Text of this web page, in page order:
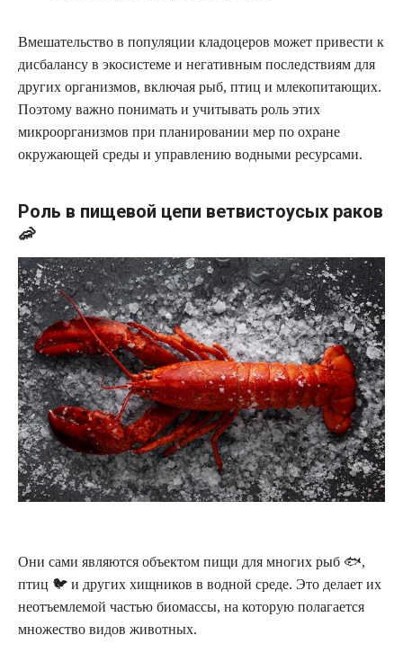
Вмешательство в популяции кладоцеров может привести к
дисбалансу в экосистеме и негативным последствиям для
других организмов, включая рыб, птиц и млекопитающих.
Поэтому важно понимать и учитывать роль этих
микроорганизмов при планировании мер по охране
окружающей среды и управлению водными ресурсами.
Роль в пищевой цепи ветвистоусых раков
🦐
Они сами являются объектом пищи для многих рыб 🐟,
птиц 🐦 и других хищников в водной среде. Это делает их
неотъемлемой частью биомассы, на которую полагается
множество видов животных.